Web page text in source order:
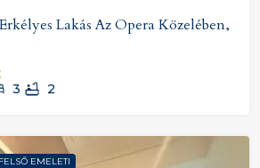
Lakás Az Opera Közelében,
3 2
EMELETI